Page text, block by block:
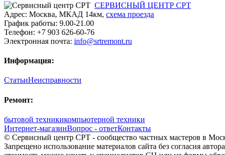
СЕРВИСНЫЙ ЦЕНТР СРТ
Адрес: Москва, МКАД 14км, cхема проезда
График работы: 9.00-21.00
Телефон: +7 903 626-60-76
Электронная почта: info@srtremont.ru
Информация:
СтатьиНеисправности
Ремонт:
бытовой техникикомпьютерной техники
Интернет-магазинВопрос - ответКонтакты
© Сервисный центр СРТ - сообщество частных мастеров в
Запрещено использование материалов сайта без согласия